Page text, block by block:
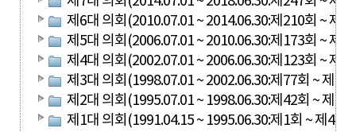
제6대 의회(2010.07.01 ~ 2014.06.30:제210회 ~ 제
제5대 의회(2006.07.01 ~ 2010.06.30:제173회 ~ 제
제4대 의회(2002.07.01 ~ 2006.06.30:제123회 ~ 제
제3대 의회(1998.07.01 ~ 2002.06.30:제77회 ~ 제
제2대 의회(1995.07.01 ~ 1998.06.30:제42회 ~ 제76
제1대 의회(1991.04.15 ~ 1995.06.30:제1회 ~ 제41